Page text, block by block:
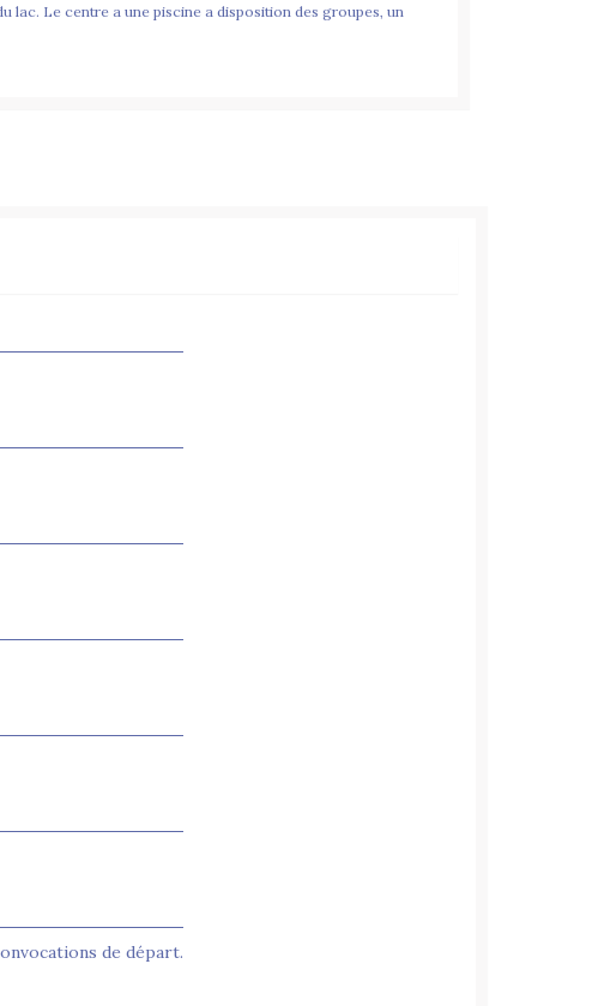
lac. Le centre a une piscine a disposition des groupes, un
de départ.